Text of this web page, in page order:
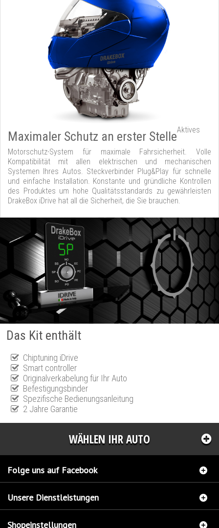
Maximaler Schutz an erster StelleAktives
Motorschutz-System für maximale Fahrsicherheit. Volle
Kompatibilität mit allen elektrischen und mechanischen
Systemen Ihres Autos. Steckverbinder Plug&Play für schnelle
und einfache Installation. Konstante und gründliche Kontrollen
des Produktes um hohe Qualitätsstandards zu gewährleisten
DrakeBox iDrive hat all die Sicherheit, die Sie brauchen.
Das Kit enthält
Chiptuning iDrive
Smart controller
Originalverkabelung für Ihr Auto
Befestigungsbinder
Spezifische Bedienungsanleitung
2 Jahre Garantie
WÄHLEN IHR AUTO
Folge uns auf Facebook
Unsere Dienstleistungen
Shopeinstellungen